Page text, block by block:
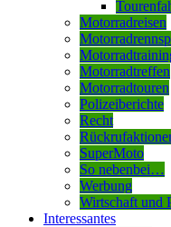
Motorradreisen
Motorradtreffen
Motorradtouren
Polizeiberichte
Recht
SuperMoto
So nebenbei…
Werbung
Wirtschaft und
Interessantes